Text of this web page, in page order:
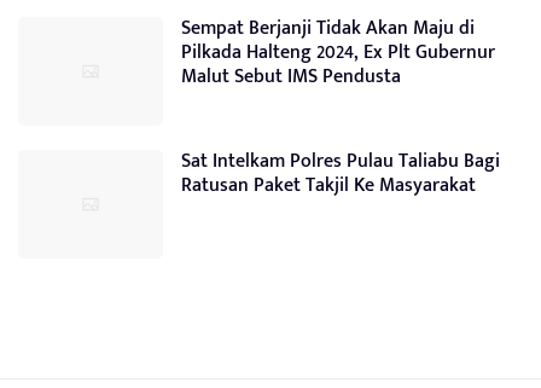
Sempat Berjanji Tidak Akan Maju di
Pilkada Halteng 2024, Ex Plt Gubernur
Malut Sebut IMS Pendusta
Sat Intelkam Polres Pulau Taliabu Bagi
Ratusan Paket Takjil Ke Masyarakat